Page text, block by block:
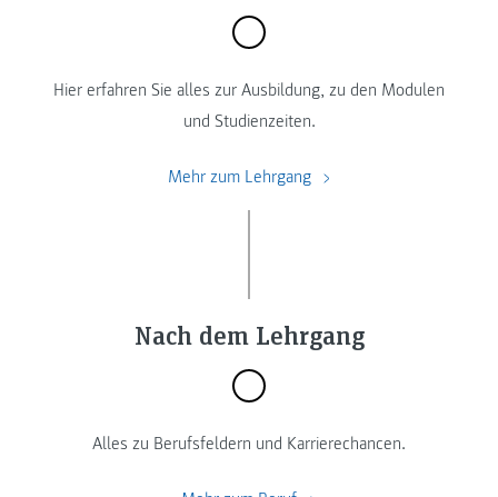
Hier erfahren Sie alles zur Ausbildung, zu den Modulen
und Studienzeiten.
Mehr zum Lehrgang
Nach dem Lehrgang
Alles zu Berufsfeldern und Karrierechancen.